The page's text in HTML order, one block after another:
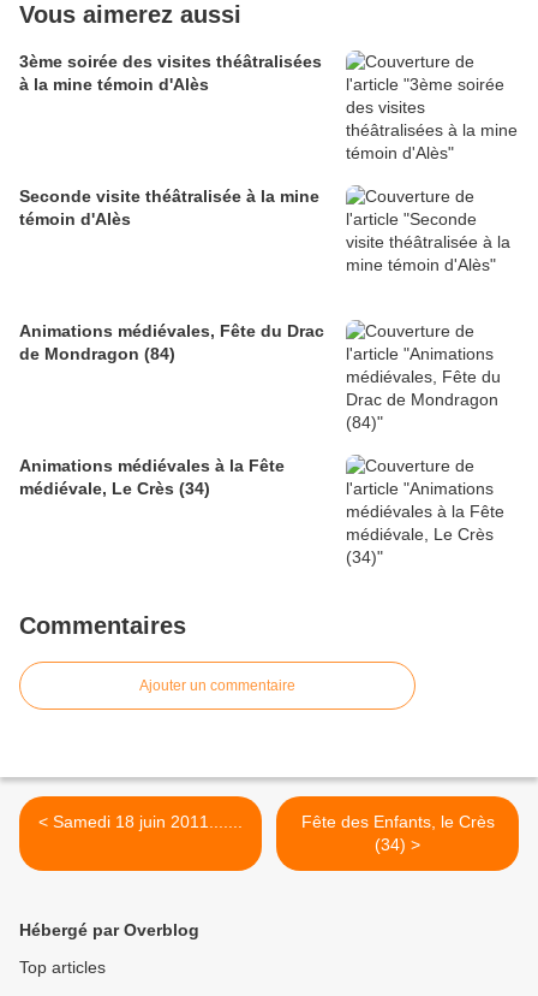
Vous aimerez aussi
3ème soirée des visites théâtralisées
à la mine témoin d'Alès
Seconde visite théâtralisée à la mine
témoin d'Alès
Animations médiévales, Fête du Drac
de Mondragon (84)
Animations médiévales à la Fête
médiévale, Le Crès (34)
Commentaires
Ajouter un commentaire
< Samedi 18 juin 2011.......
Fête des Enfants, le Crès
(34) >
Hébergé par Overblog
Top articles